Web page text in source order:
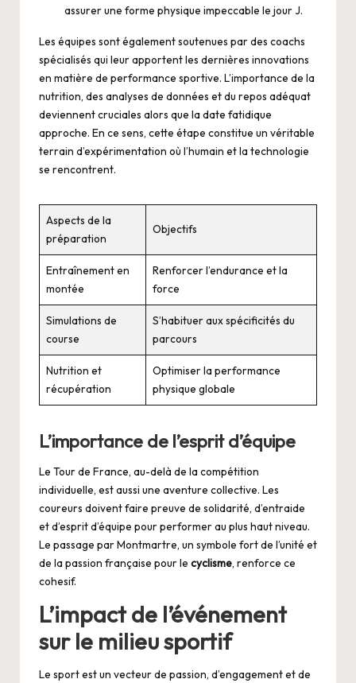
assurer une forme physique impeccable le jour J.
Les équipes sont également soutenues par des coachs
spécialisés qui leur apportent les dernières innovations
en matière de performance sportive. L’importance de la
nutrition, des analyses de données et du repos adéquat
deviennent cruciales alors que la date fatidique
approche. En ce sens, cette étape constitue un véritable
terrain d’expérimentation où l’humain et la technologie
se rencontrent.
Aspects de la
préparation
Objectifs
Entraînement en
montée
Renforcer l’endurance et la
force
Simulations de
course
S’habituer aux spécificités du
parcours
Nutrition et
récupération
Optimiser la performance
physique globale
L’importance de l’esprit d’équipe
Le Tour de France, au-delà de la compétition
individuelle, est aussi une aventure collective. Les
coureurs doivent faire preuve de solidarité, d’entraide
et d’esprit d’équipe pour performer au plus haut niveau.
Le passage par Montmartre, un symbole fort de l’unité et
de la passion française pour le cyclisme, renforce ce
cohesif.
L’impact de l’événement
sur le milieu sportif
Le sport est un vecteur de passion, d’engagement et de